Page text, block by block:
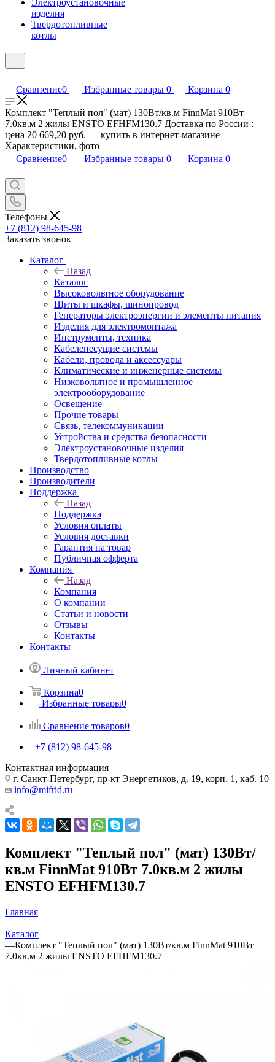
Электроустановочные
изделия
Твердотопливные
котлы
Сравнение0 Избранные товары 0 Корзина 0
Комплект "Теплый пол" (мат) 130Вт/кв.м FinnMat 910Вт
7.0кв.м 2 жилы ENSTO EFHFM130.7 Доставка по России :
цена 20 669,20 руб. — купить в интернет-магазине |
Характеристики, фото
Сравнение0 Избранные товары 0 Корзина 0
Телефоны
+7 (812) 98-645-98
Заказать звонок
Каталог
Назад
Каталог
Высоковольтное оборудование
Щиты и шкафы, шинопровод
Генераторы электроэнергии и элементы питания
Изделия для электромонтажа
Инструменты, техника
Кабеленесущие системы
Кабели, провода и аксессуары
Климатические и инженерные системы
Низковольтное и промышленное
электрооборудование
Освещение
Прочие товары
Связь, телекоммуникации
Устройства и средства безопасности
Электроустановочные изделия
Твердотопливные котлы
Производство
Производители
Поддержка
Назад
Поддержка
Условия оплаты
Условия доставки
Гарантия на товар
Публичная офферта
Компания
Назад
Компания
О компании
Статьи и новости
Отзывы
Контакты
Контакты
Личный кабинет
Корзина0
Избранные товары0
Сравнение товаров0
+7 (812) 98-645-98
Контактная информация
г. Санкт-Петербург, пр-кт Энергетиков, д. 19, корп. 1, каб. 10
info@mifrid.ru
Комплект "Теплый пол" (мат) 130Вт/
кв.м FinnMat 910Вт 7.0кв.м 2 жилы
ENSTO EFHFM130.7
Главная
—
Каталог
—Комплект "Теплый пол" (мат) 130Вт/кв.м FinnMat 910Вт
7.0кв.м 2 жилы ENSTO EFHFM130.7